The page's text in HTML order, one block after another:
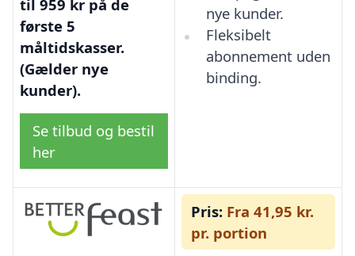
til 959 kr på de
første 5
måltidskasser.
(Gælder nye
kunder).
Se tilbud og bestil
her
nye kunder.
Fleksibelt
abonnement uden
binding.
Pris: Fra 41,95 kr.
pr. portion